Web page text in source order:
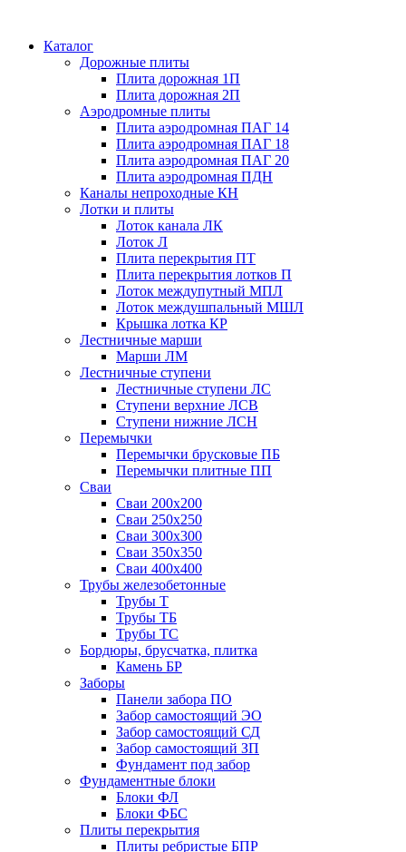
Каталог
Дорожные плиты
Плита дорожная 1П
Плита дорожная 2П
Аэродромные плиты
Плита аэродромная ПАГ 14
Плита аэродромная ПАГ 18
Плита аэродромная ПАГ 20
Плита аэродромная ПДН
Каналы непроходные КН
Лотки и плиты
Лоток канала ЛК
Лоток Л
Плита перекрытия ПТ
Плита перекрытия лотков П
Лоток междупутный МПЛ
Лоток междушпальный МШЛ
Крышка лотка КР
Лестничные марши
Марши ЛМ
Лестничные ступени
Лестничные ступени ЛС
Ступени верхние ЛСВ
Ступени нижние ЛСН
Перемычки
Перемычки брусковые ПБ
Перемычки плитные ПП
Сваи
Сваи 200х200
Сваи 250х250
Сваи 300х300
Сваи 350х350
Сваи 400х400
Трубы железобетонные
Трубы Т
Трубы ТБ
Трубы ТС
Бордюры, брусчатка, плитка
Камень БР
Заборы
Панели забора ПО
Забор самостоящий ЭО
Забор самостоящий СД
Забор самостоящий ЗП
Фyндамент под забор
Фундаментные блоки
Блоки ФЛ
Блоки ФБС
Плиты перекрытия
Плиты ребристые БПР